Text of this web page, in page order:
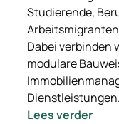
Studierende,
Dabei verbinden
modulare
Lees verder: